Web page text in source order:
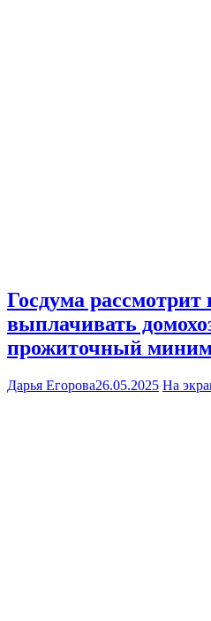
Госдума рассмотрит
выплачивать
прожиточный
Дарья Егорова26.05.2025 На